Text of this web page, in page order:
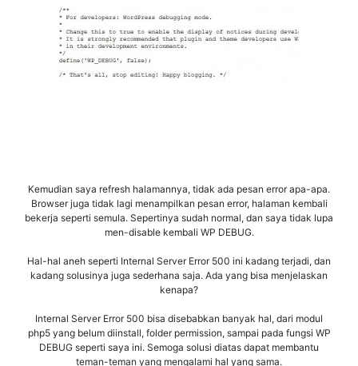
Kemudian saya refresh halamannya, tidak ada pesan error apa-apa.
Browser juga tidak lagi menampilkan pesan error, halaman kembali
bekerja seperti semula. Sepertinya sudah normal, dan saya tidak lupa
men-disable kembali WP DEBUG.
Hal-hal aneh seperti Internal Server Error 500 ini kadang terjadi, dan
kadang solusinya juga sederhana saja. Ada yang bisa menjelaskan
kenapa?
Internal Server Error 500 bisa disebabkan banyak hal, dari modul
php5 yang belum diinstall, folder permission, sampai pada fungsi WP
DEBUG seperti saya ini. Semoga solusi diatas dapat membantu
teman-teman yang mengalami hal yang sama.